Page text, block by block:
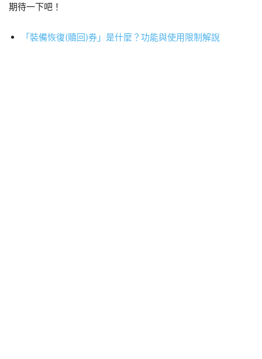
期待一下吧！
「裝備恢復(贖回)券」是什麼？功能與使用限制解說